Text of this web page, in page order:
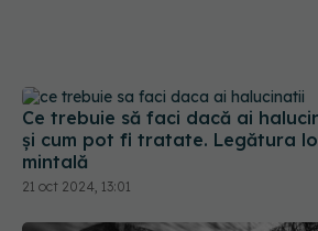
Ce trebuie să faci dacă ai
și cum pot fi tratate. Legătura
mintală